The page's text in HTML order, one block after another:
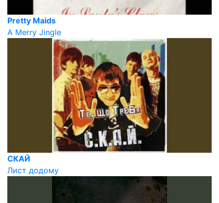
Pretty Maids
A Merry Jingle
СКАЙ
Лист додому